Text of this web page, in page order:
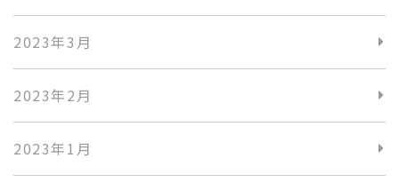
2023年3月
2023年2月
2023年1月